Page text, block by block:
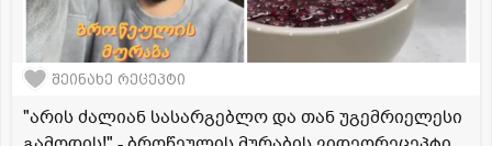
შეინახე რეცეპტი
"არის ძალიან სასარგებლო და თან უგემრიელესი